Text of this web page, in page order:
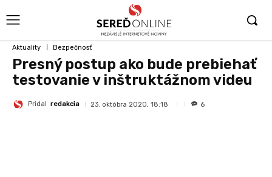
Aktuality Bezpečnosť
Presný postup ako bude prebiehať
testovanie v inštruktážnom videu
Pridal redakcia 23. októbra 2020, 18:18 6